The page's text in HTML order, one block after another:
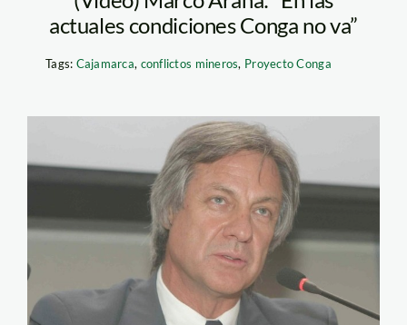
actuales condiciones Conga no va”
Tags: Cajamarca, conflictos mineros, Proyecto Conga
caillaux_spda_andina